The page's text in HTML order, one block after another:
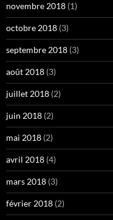
novembre 2018 (1)
octobre 2018 (3)
septembre 2018 (3)
août 2018 (3)
juillet 2018 (2)
juin 2018 (2)
mai 2018 (2)
avril 2018 (4)
mars 2018 (3)
février 2018 (2)